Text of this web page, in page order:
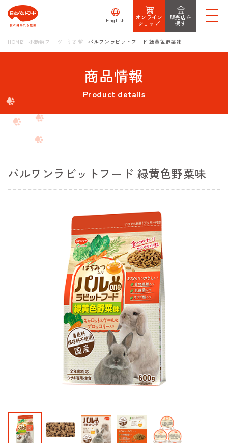
English
オンライン
ショップ
販売店を
探す
HOME 小動物フード うさぎ パルワンラビットフード 緑黄色野菜味
商品情報
Product details
パルワンラビットフード 緑黄色野菜味